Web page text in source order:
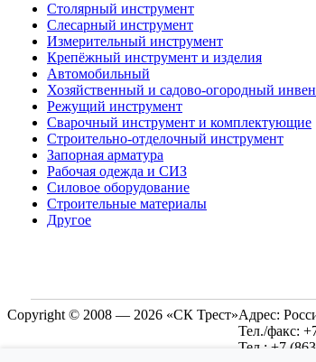
Столярный инструмент
Слесарный инструмент
Измерительный инструмент
Крепёжный инструмент и изделия
Автомобильный
Хозяйственный и садово-огородный
Режущий инструмент
Сварочный инструмент и комплектующие
Строительно-отделочный инструмент
Запорная арматура
Рабочая одежда и СИЗ
Силовое оборудование
Строительные материалы
Другое
Copyright © 2008 — 2026 «СК Трест»Адрес:
Тел./факс:
Тел.: +7